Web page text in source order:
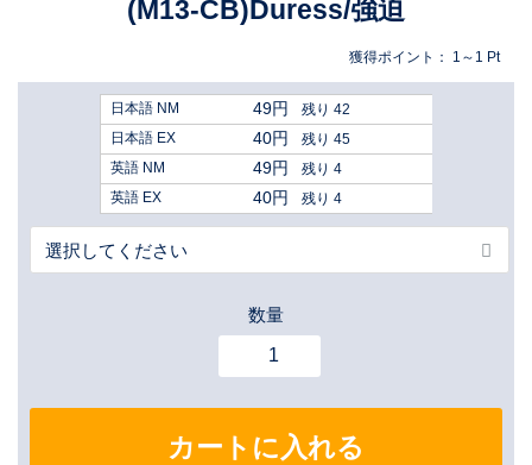
(M13-CB)Duress/強迫
獲得ポイント： 1～1 Pt
日本語 NM 49円
残り 42
日本語 EX
40円
残り 45
英語 NM
49円
残り 4
英語 EX
40円 残り 4
数量
カートに入れる